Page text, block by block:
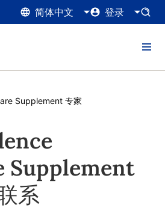
简体中文 登录
Supplement 专家
Supplement
系